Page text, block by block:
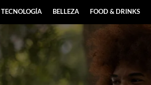
TECNOLOGÍA BELLEZA FOOD & DRINKS